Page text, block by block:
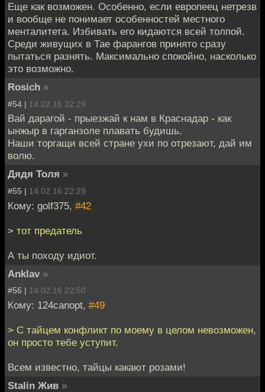
Еще как возможен. Особенно, если европеец нетрезв
и вообще не понимает особенностей местного
менталитета. Избивать его кидаются всей толпой.
Среди живущих в Тае фарангов принято сразу
пытаться разнять. Максимально спокойно, насколько
это возможно.
Rosich »
#54 | 14.02.16 22:29
Вай дарагой - прыезжай к нам в Краснадар - как
ынжыр в гарганзоле плавать будишь.
Наши торгащи всей стране ухи по отрезают, дай им
волю.
Дядя Толя »
#55 | 14.02.16 22:29
Кому: golf375, #42
> тот предатель
А ты походу идиот.
Anklav »
#56 | 14.02.16 22:50
Кому: 124canopt, #49
> С тайцем конфликт по моему в целом невозможен,
он просто тебе уступит.
Всем известно, тайцы какают розами!
Stalin Жив »